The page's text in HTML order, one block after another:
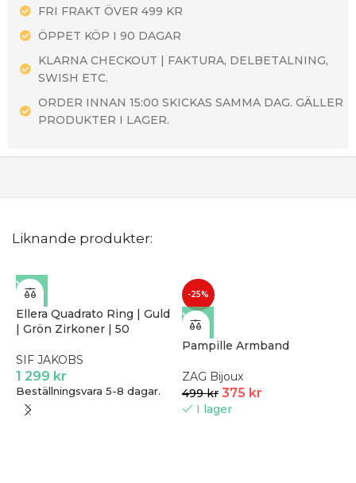
FRI FRAKT ÖVER 499 KR
ÖPPET KÖP I 90 DAGAR
KLARNA CHECKOUT | FAKTURA, DELBETALNING,
SWISH ETC.
ORDER INNAN 15:00 SKICKAS SAMMA DAG. GÄLLER
PRODUKTER I LAGER.
Liknande produkter:
Ellera Quadrato Ring | Guld
| Grön Zirkoner | 50
SIF JAKOBS
1 299 kr
Beställningsvara 5-8 dagar.
-25%
Pampille Armband
ZAG Bijoux
499kr 375 kr
I lager